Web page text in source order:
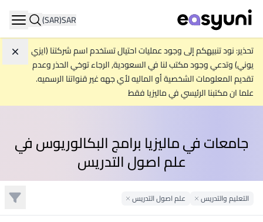
SAR
(SAR)
تحذير: نود تنبيهكم إلى وجود عمليات احتيال تستخدم اسم شركتنا (ايزي
يوني) وتدعي وجود مكتب لنا في السعودية, الرجاء توخي الحذر وعدم
تقديم المعلومات الشخصية أو الماليه لأي جهه غير قنواتنا الرسميه.
علما ان مكتبنا الرئيسي في ماليزيا فقط
جامعات في ماليزيا برامج البكالوريوس في
علم اصول التدريس
التعليم والتدريسRemove Filter
علم اصول التدريسRemove Filter